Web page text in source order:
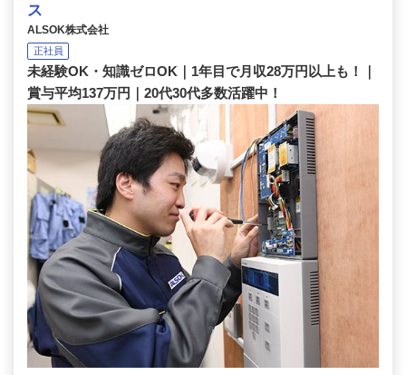
ス
ALSOK株式会社
正社員
未経験OK・知識ゼロOK｜1年目で月収28万円以上も！｜
賞与平均137万円｜20代30代多数活躍中！